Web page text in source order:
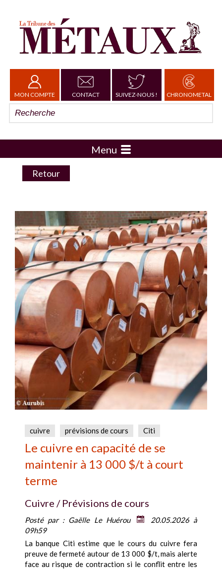
MON COMPTE CONTACT SUIVEZ-NOUS ! CHRONOMETAL
Menu
Retour
cuivre prévisions de cours Citi
Le cuivre en capacité de se
maintenir à 13 000 $/t à court
terme
Cuivre / Prévisions de cours
Posté par : Gaëlle Le Huérou
20.05.2026 à
09h59
La banque Citi estime que le cours du cuivre fera
preuve de fermeté autour de 13 000 $/t, mais alerte
face au risque de contraction si le conflit entre les